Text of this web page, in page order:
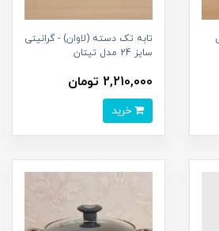
تابه تک دسته (لاوان) - گرانیتی
سایز 24 مدل تیتان
2,210,000 تومان